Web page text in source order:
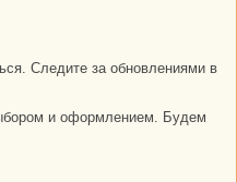
Следите за обновлениями в
и оформлением. Будем